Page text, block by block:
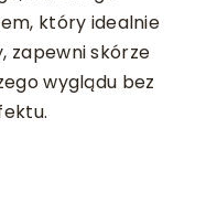
który idealnie
zapewni skórze
wyglądu bez